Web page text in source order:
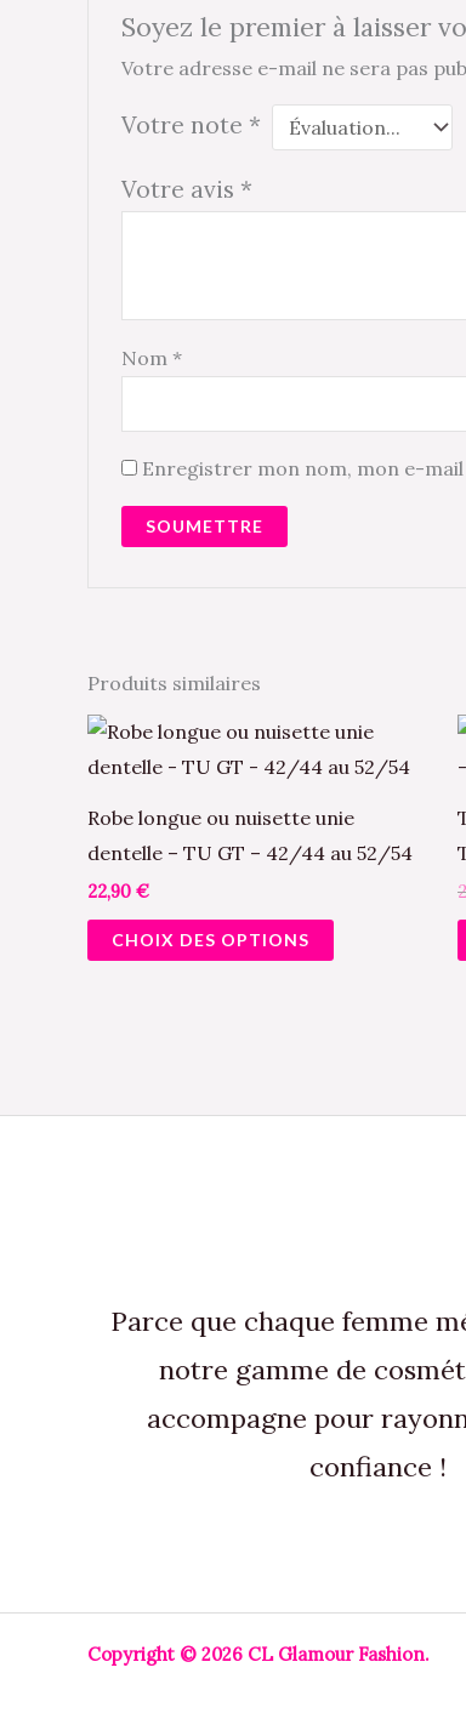
Soyez le premier à laisser
Votre adresse e-mail ne sera pas
Votre note *
Votre avis *
Nom *
Enregistrer mon nom, mon e-
Produits similaires
Robe longue ou nuisette unie
dentelle – TU GT – 42/44 au 52/54
22,90 €
CHOIX DES OPTIONS
Ce
produit
variations.
la
Parce que chaque femme
notre gamme de
accompagne pour
confiance !
Copyright © 2026 CL Glamour Fashion.